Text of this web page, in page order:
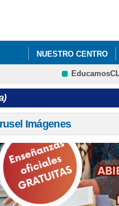
NUESTRO CENTRO
ACCESO A LA
EL FONDO SOCIAL
Imágenes